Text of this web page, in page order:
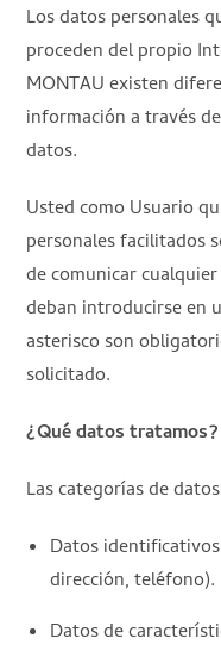
Los datos personales
proceden del propio
MONTAU existen
información a través
datos.
Usted como Usuario
personales facilitados
de comunicar
deban introducirse en
asterisco son
solicitado.
¿Qué datos tratamos?
Las categorías de
Datos
dirección, teléfono).
Datos de